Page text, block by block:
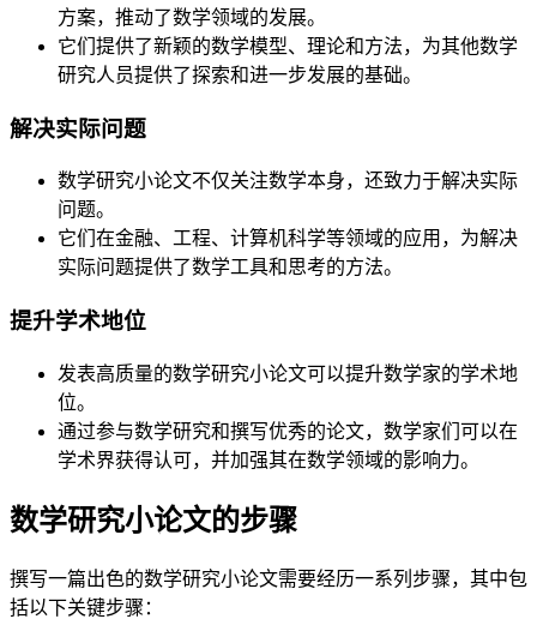
方案，推动了数学领域的发展。
它们提供了新颖的数学模型、理论和方法，为其他数学
研究人员提供了探索和进一步发展的基础。
解决实际问题
数学研究小论文不仅关注数学本身，还致力于解决实际
问题。
它们在金融、工程、计算机科学等领域的应用，为解决
实际问题提供了数学工具和思考的方法。
提升学术地位
发表高质量的数学研究小论文可以提升数学家的学术地
位。
通过参与数学研究和撰写优秀的论文，数学家们可以在
学术界获得认可，并加强其在数学领域的影响力。
数学研究小论文的步骤
撰写一篇出色的数学研究小论文需要经历一系列步骤，其中包
括以下关键步骤：